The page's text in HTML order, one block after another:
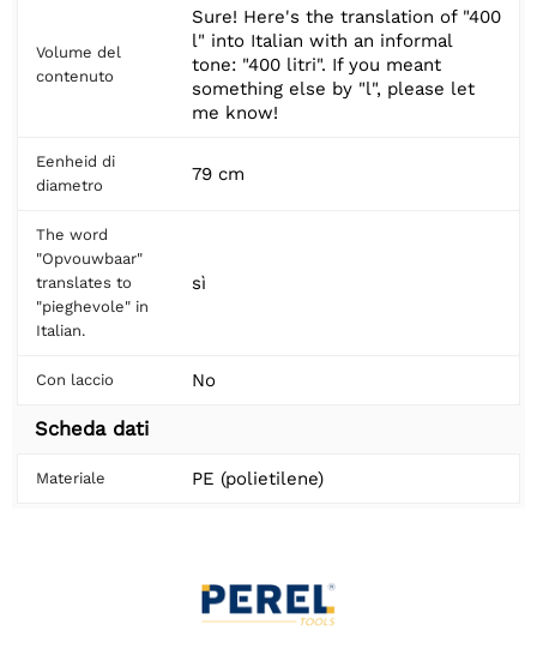
Volume del
contenuto
Sure! Here's the translation of "400
l" into Italian with an informal
tone: "400 litri". If you meant
something else by "l", please let
me know!
Eenheid di
diametro
79 cm
The word
"Opvouwbaar"
translates to
"pieghevole" in
Italian.
sì
Con laccio No
Scheda dati
Materiale PE (polietilene)